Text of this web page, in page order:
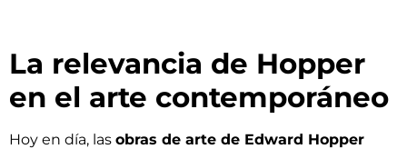
La relevancia de Hopper
en el arte contemporáneo
Hoy en día, las obras de arte de Edward Hopper